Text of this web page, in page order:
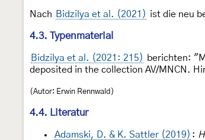
Nach Bidzilya et al. (2021) ist die neu
4.3. Typenmaterial
Bidzilya et al. (2021: 215)
berichten:
deposited in the collection AV/MNCN.
(Autor: Erwin Rennwald)
4.4. Literatur
Adamski, D. & K. Sattler (2019) :